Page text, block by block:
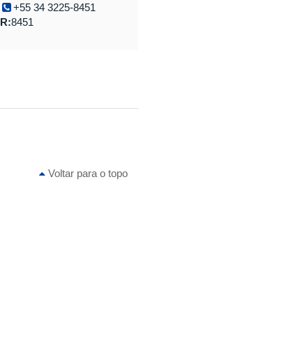
+55 34 3225-8451
R:8451
Voltar para o topo